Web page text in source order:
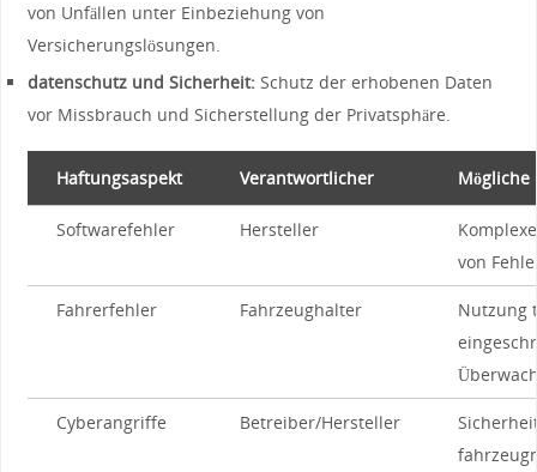
von Unfällen unter Einbeziehung von
Versicherungslösungen.
datenschutz ‌und Sicherheit:Schutz der erhobenen Daten
vor Missbrauch und Sicherstellung der Privatsphäre.
Haftungsaspekt Verantwortlicher Mögliche
Softwarefehler Hersteller
von⁣
Fahrerfehler Fahrzeughalter
Nutzung
Cyberangriffe Betreiber/Hersteller